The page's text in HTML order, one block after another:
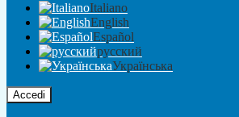
Italiano
English
Español
русский
Українська
Accedi